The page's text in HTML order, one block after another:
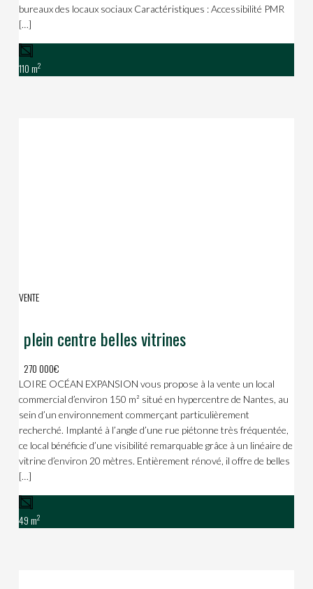
bureaux des locaux sociaux Caractéristiques : Accessibilité PMR
[…]
110 m2
VENTE
plein centre belles vitrines
270 000€
LOIRE OCÉAN EXPANSION vous propose à la vente un local
commercial d’environ 150 m² situé en hypercentre de Nantes, au
sein d’un environnement commerçant particulièrement
recherché. Implanté à l’angle d’une rue piétonne très fréquentée,
ce local bénéficie d’une visibilité remarquable grâce à un linéaire de
vitrine d’environ 20 mètres. Entièrement rénové, il offre de belles
[…]
49 m2